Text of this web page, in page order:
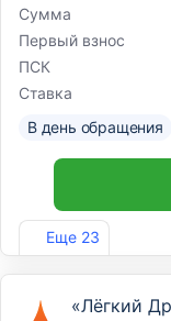
Еще 23
Сумма
Первый взнос
ПСК
Ставка
В день обращения
Лиц. №963
«Лёгкий